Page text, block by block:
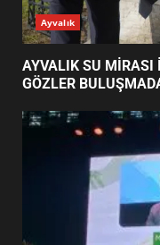
Ayvalık
AYVALIK SU MİRASI
GÖZLER